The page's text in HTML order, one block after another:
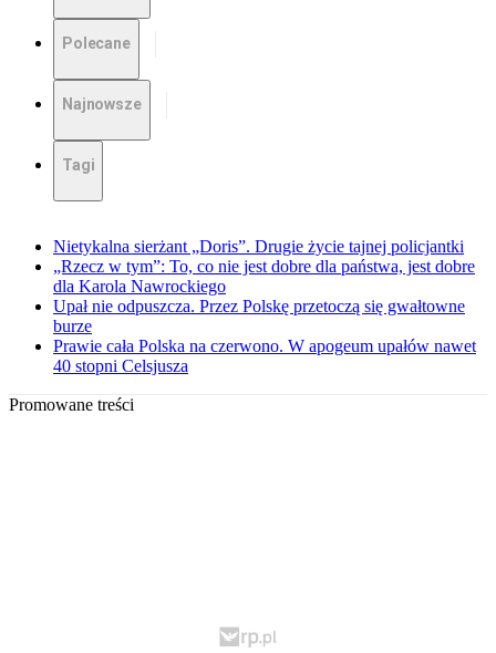
Polecane
Najnowsze
Tagi
Nietykalna sierżant „Doris”. Drugie życie tajnej policjantki
„Rzecz w tym”: To, co nie jest dobre dla państwa, jest dobre
dla Karola Nawrockiego
Upał nie odpuszcza. Przez Polskę przetoczą się gwałtowne
burze
Prawie cała Polska na czerwono. W apogeum upałów nawet
40 stopni Celsjusza
Promowane treści